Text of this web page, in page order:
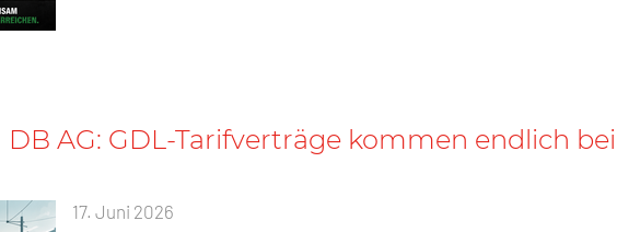
DB AG: GDL-Tarifverträge kommen endlich bei
17. Juni 2026